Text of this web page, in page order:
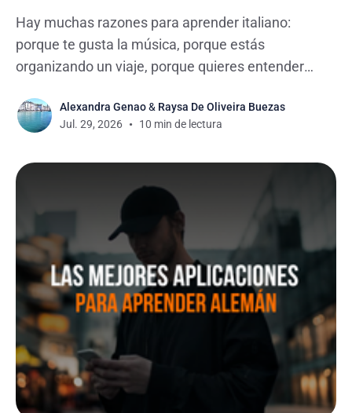
Hay muchas razones para aprender italiano:
porque te gusta la música, porque estás
organizando un viaje, porque quieres entender
siempre te llamó la atención. Sea cual sea el
motivo, hoy es más fácil que nunca empezar. Con
Alexandra Genao& Raysa De Oliveira Buezas
Jul. 29, 2026
10 min de lectura